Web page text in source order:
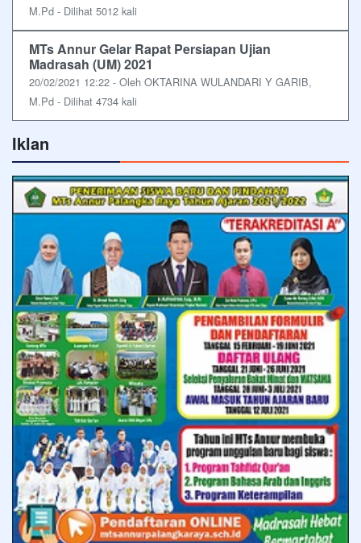
M.Pd - Dilihat 5012 kali
MTs Annur Gelar Rapat Persiapan Ujian
Madrasah (UM) 2021
20/02/2021 12:22 - Oleh OKTARINA WULANDARI Y GARIB,
M.Pd - Dilihat 4734 kali
Iklan